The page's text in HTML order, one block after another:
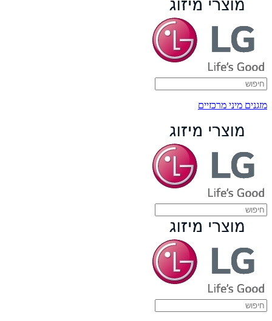
מזגנים מיני מרכזיים